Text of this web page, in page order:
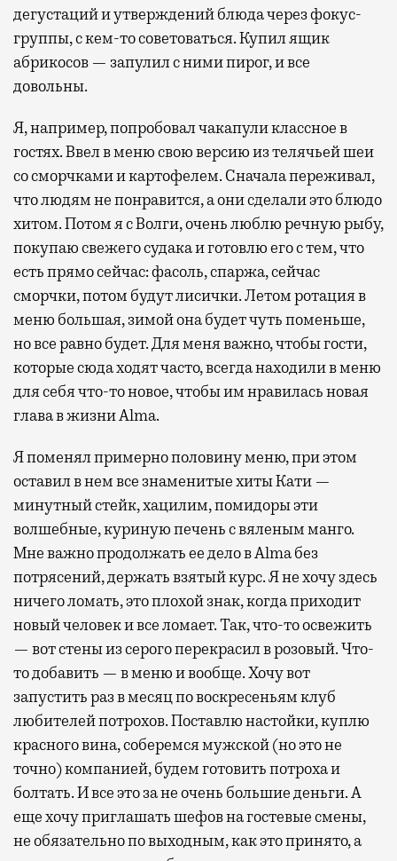
дегустаций и утверждений блюда через фокус-
группы, с кем-то советоваться. Купил ящик
абрикосов — запулил с ними пирог, и все
довольны.
Я, например, попробовал чакапули классное в
гостях. Ввел в меню свою версию из телячьей шеи
со сморчками и картофелем. Сначала переживал,
что людям не понравится, а они сделали это блюдо
хитом. Потом я с Волги, очень люблю речную рыбу,
покупаю свежего судака и готовлю его с тем, что
есть прямо сейчас: фасоль, спаржа, сейчас
сморчки, потом будут лисички. Летом ротация в
меню большая, зимой она будет чуть поменьше,
но все равно будет. Для меня важно, чтобы гости,
которые сюда ходят часто, всегда находили в меню
для себя что-то новое, чтобы им нравилась новая
глава в жизни Alma.
Я поменял примерно половину меню, при этом
оставил в нем все знаменитые хиты Кати —
минутный стейк, хацилим, помидоры эти
волшебные, куриную печень с вяленым манго.
Мне важно продолжать ее дело в Alma без
потрясений, держать взятый курс. Я не хочу здесь
ничего ломать, это плохой знак, когда приходит
новый человек и все ломает. Так, что-то освежить
— вот стены из серого перекрасил в розовый. Что-
то добавить — в меню и вообще. Хочу вот
запустить раз в месяц по воскресеньям клуб
любителей потрохов. Поставлю настойки, куплю
красного вина, соберемся мужской (но это не
точно) компанией, будем готовить потроха и
болтать. И все это за не очень большие деньги. А
еще хочу приглашать шефов на гостевые смены,
не обязательно по выходным, как это принято, а